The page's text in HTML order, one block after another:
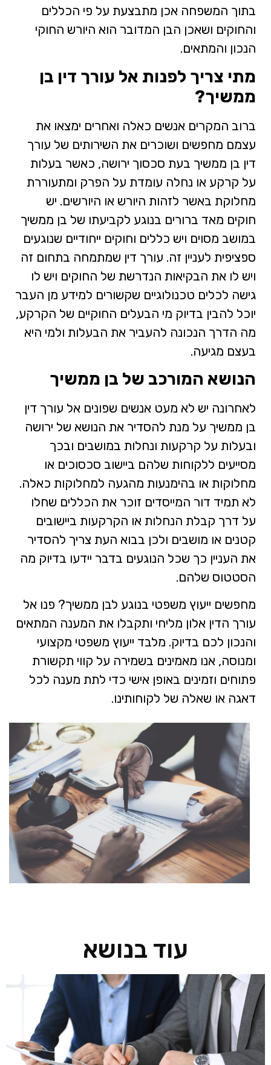
בתוך המשפחה אכן מתבצעת על פי הכללים
והחוקים ושאכן הבן המדובר הוא היורש החוקי
הנכון והמתאים.
מתי צריך לפנות אל עורך דין בן
ממשיך?
ברוב המקרים אנשים כאלה ואחרים ימצאו את
עצמם מחפשים ושוכרים את השירותים של עורך
דין בן ממשיך בעת סכסוך ירושה, כאשר בעלות
על קרקע או נחלה עומדת על הפרק ומתעוררת
מחלוקת באשר לזהות היורש או היורשים. יש
חוקים מאד ברורים בנוגע לקביעתו של בן ממשיך
במושב מסוים ויש כללים וחוקים ייחודיים שנוגעים
ספציפית לעניין זה. עורך דין שמתמחה בתחום זה
ויש לו את הבקיאות הנדרשת של החוקים ויש לו
גישה לכלים טכנולוגיים שקשורים למידע מן העבר
יוכל להבין בדיוק מי הבעלים החוקיים של הקרקע,
מה הדרך הנכונה להעביר את הבעלות ולמי היא
בעצם מגיעה.
הנושא המורכב של בן ממשיך
לאחרונה יש לא מעט אנשים שפונים אל עורך דין
בן ממשיך על מנת להסדיר את הנושא של ירושה
ובעלות על קרקעות ונחלות במושבים ובכך
מסייעים ללקוחות שלהם ביישוב סכסוכים או
מחלוקות או בהימנעות מהגעה למחלוקות כאלה.
לא תמיד דור המייסדים זוכר את הכללים שחלו
על דרך קבלת הנחלות או הקרקעות ביישובים
קטנים או מושבים ולכן בבוא העת צריך להסדיר
את העניין כך שכל הנוגעים בדבר יידעו בדיוק מה
הסטטוס שלהם.
מחפשים ייעוץ משפטי בנוגע לבן ממשיך? פנו אל
עורך הדין אלון מליחי ותקבלו את המענה המתאים
והנכון לכם בדיוק. מלבד ייעוץ משפטי מקצועי
ומנוסה, אנו מאמינים בשמירה על קווי תקשורת
פתוחים וזמינים באופן אישי כדי לתת מענה לכל
דאגה או שאלה של לקוחותינו.
עוד בנושא